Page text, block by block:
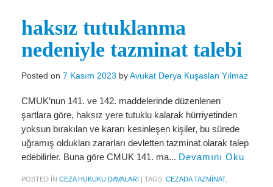
İcra Ve İflas Hukuku
Gayrimenkul hukuku
Ticaret Hukuku
İdare ve Vergi Hukuku
Basında Derya Kuşaslan
HESAPLAMA ARAÇLARI
İhbar Tazminatı Hesaplama
haksız tutuklanma
nedeniyle tazminat talebi
Posted on 7 Kasım 2023 byAvukat Derya Kuşaslan Yılmaz
CMUK’nun 141. ve 142. maddelerinde düzenlenen
şartlara göre, haksız yere tutuklu kalarak hürriyetinden
yoksun bırakılan ve kararı kesinleşen kişiler, bu sürede
uğramış oldukları zararları devletten tazminat olarak talep
edebilirler. Buna göre CMUK 141. ma... Devamını Oku
POSTED IN CEZA HUKUKU DAVALARI | TAGS: CEZADA TAZMINAT,